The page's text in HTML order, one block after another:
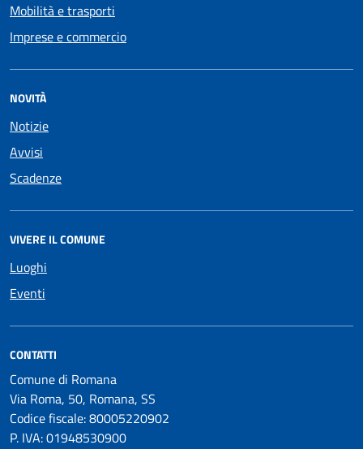
Mobilità e trasporti
Imprese e commercio
NOVITÀ
Notizie
Avvisi
Scadenze
VIVERE IL COMUNE
Luoghi
Eventi
CONTATTI
Comune di Romana
Via Roma, 50, Romana, SS
Codice fiscale: 80005220902
P. IVA: 01948530900